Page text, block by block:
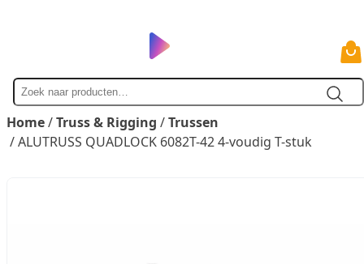
Zoek
naar
Home/Truss & Rigging /Trussen
/ ALUTRUSS QUADLOCK 6082T-42 4-voudig T-stuk